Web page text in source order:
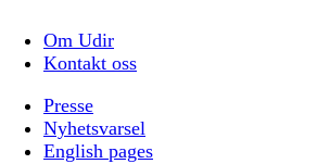
Om Udir
Kontakt oss
Presse
Nyhetsvarsel
English pages